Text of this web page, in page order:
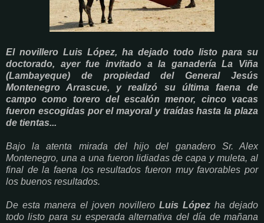
El novillero Luis López, ha dejado todo listo para su
doctorado, ayer fue invitado a la ganadería La Viña
(Lambayeque) de propiedad del General Jesús
Montenegro Arrascue, y realizó su última faena de
campo como torero del escalón menor, cinco vacas
fueron escogidas por el mayoral y traídas hasta la plaza
de tientas...
Bajo la atenta mirada del hijo del ganadero Sr. Alex
Montenegro, una a una fueron lidiadas de capa y muleta, al
final de la faena los resultados fueron muy favorables por
los buenos resultados.
De esta manera el joven novillero Luis López ha dejado
todo listo para su esperada alternativa del día de mañana